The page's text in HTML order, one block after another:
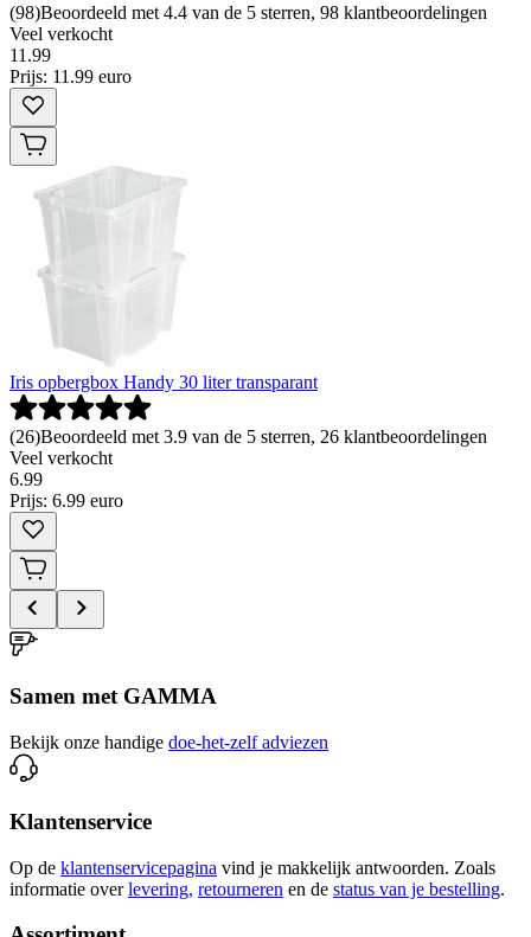
(98)Beoordeeld met 4.4 van de 5 sterren, 98 klantbeoordelingen
Veel verkocht
11 .99
Prijs: 11.99 euro
Iris opbergbox Handy 30 liter transparant
(26)Beoordeeld met 3.9 van de 5 sterren, 26 klantbeoordelingen
Veel verkocht
6.99
Prijs: 6.99 euro
Samen met GAMMA
Bekijk onze handige doe-het-zelf adviezen
Klantenservice
Op de klantenservicepagina vind je makkelijk antwoorden. Zoals
informatie over levering, retourneren en de status van je bestelling.